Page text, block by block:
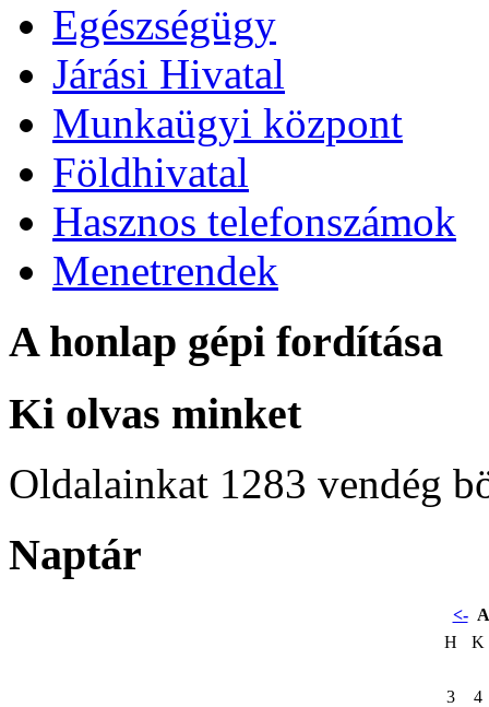
Egészségügy
Járási Hivatal
Munkaügyi központ
Földhivatal
Hasznos telefonszámok
Menetrendek
A honlap gépi fordítása
Ki olvas minket
Oldalainkat 1283 vendég
Naptár
<-
H
K
3
4